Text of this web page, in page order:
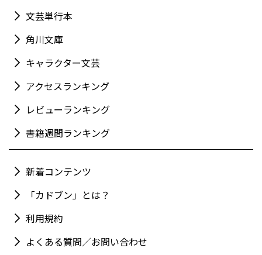
文芸単行本
角川文庫
キャラクター文芸
アクセスランキング
レビューランキング
書籍週間ランキング
新着コンテンツ
「カドブン」とは？
利用規約
よくある質問／お問い合わせ